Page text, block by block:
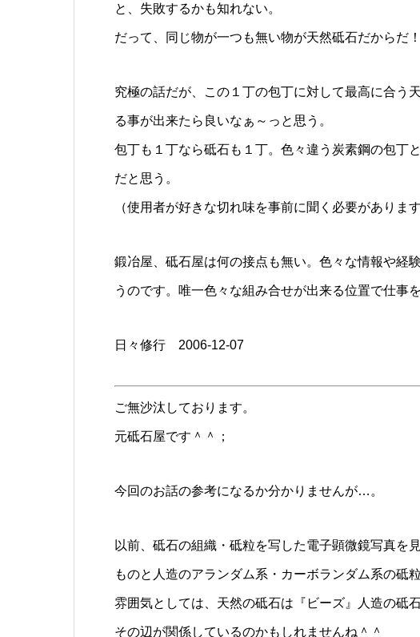
と、失敗するかも知れない。
だって、同じ物が一つも無い物が天然砥石だからだ！
究極の話だが、この１丁の包丁に対して最高に合う
る事が出来たら良いなぁ～っと思う。
包丁も１丁なら砥石も１丁。色々違う炭素鋼の包丁
だと思う。
（使用者が好きな切れ味を事前に聞く必要がありま
鍛冶屋、砥石屋は何の接点も無い。色々な情報や経
うのです。唯一色々な組み合せが出来る位置で仕事
日々修行 2006-12-07
ご無沙汰しております。
元砥石屋です＾＾；
今回のお話の参考になるか分かりませんが…。
以前、砥石の組織・砥粒を写した電子顕微鏡写真を
ものと人造のアランダム系・カーボランダム系の砥
雰囲気としては、天然の砥石は『ビーズ』人造の砥
その辺が関係しているのかもしれませんね＾＾